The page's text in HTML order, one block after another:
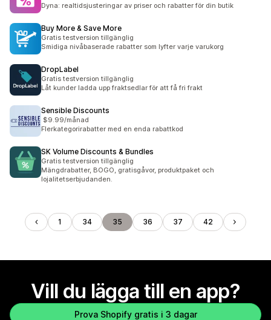
Dyna: realtidsjusteringar av priser och rabatter för din butik
Buy More & Save More
Gratis testversion tillgänglig
Smidiga nivåbaserade rabatter som lyfter varje varukorg
DropLabel
Gratis testversion tillgänglig
Låt kunder ladda upp fraktsedlar för att få fri frakt
Sensible Discounts
$9.99/månad
Flerkategorirabatter med en enda rabattkod
SK Volume Discounts & Bundles
Gratis testversion tillgänglig
Mängdrabatter, BOGO, gratisgåvor, produktpaket och
lojalitetserbjudanden.
1 34 35 36 37 42
Vill du lägga till en app?
Prova Shopify gratis i 3 dagar